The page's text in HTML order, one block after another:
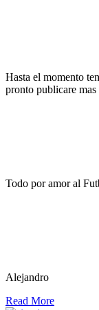
Hasta el momento
pronto publicare mas
Todo por amor al
Alejandro
Read More